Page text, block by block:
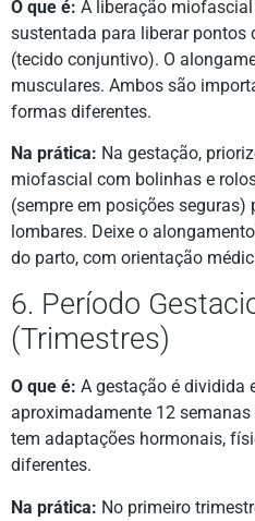
O que é: A liberação
sustentada para liberar pontos
(tecido conjuntivo). O
musculares. Ambos são
formas diferentes.
Na prática: Na gestação,
miofascial com bolinhas e
(sempre em posições seguras)
lombares. Deixe o
do parto, com orientação
6. Período
(Trimestres)
O que é: A gestação é dividida
aproximadamente 12
tem adaptações hormonais,
diferentes.
Na prática: No primeiro